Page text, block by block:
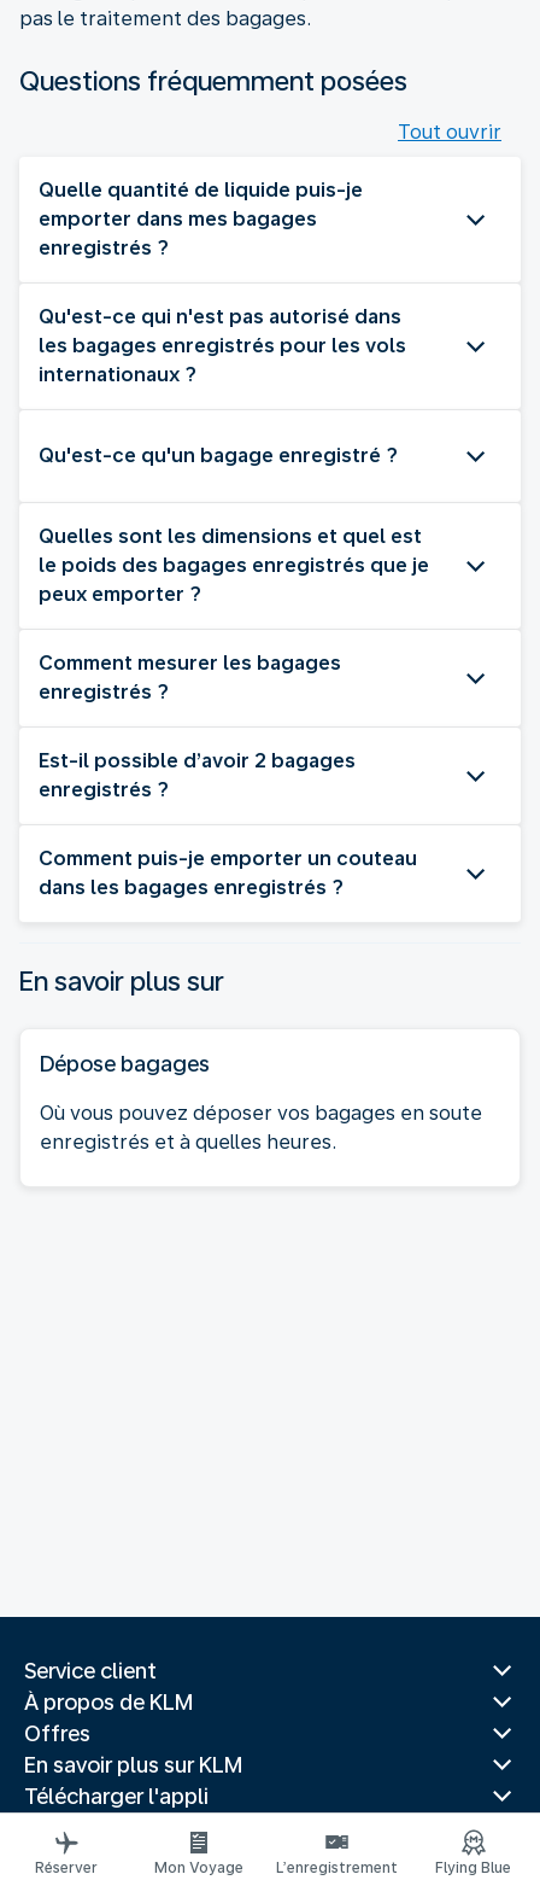
pas le traitement des bagages.
Questions fréquemment posées
Tout ouvrir
Quelle quantité de liquide puis-je
emporter dans mes bagages
enregistrés ?
Qu'est-ce qui n'est pas autorisé dans
les bagages enregistrés pour les vols
internationaux ?
Qu'est-ce qu'un bagage enregistré ?
Quelles sont les dimensions et quel est
le poids des bagages enregistrés que je
peux emporter ?
Comment mesurer les bagages
enregistrés ?
Est-il possible d’avoir 2 bagages
enregistrés ?
Comment puis-je emporter un couteau
dans les bagages enregistrés ?
En savoir plus sur
Dépose bagages
Où vous pouvez déposer vos bagages en soute
enregistrés et à quelles heures.
Service client
À propos de KLM
Offres
En savoir plus sur KLM
Télécharger l'appli
Sites Web associés
Guides de voyage
Réserver Mon Voyage L’enregistrement Flying Blue